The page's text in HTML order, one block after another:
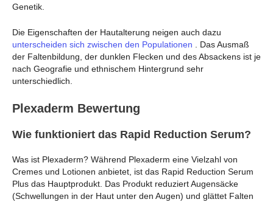
Genetik.
Die Eigenschaften der Hautalterung neigen auch dazu
unterscheiden sich zwischen den Populationen . Das Ausmaß
der Faltenbildung, der dunklen Flecken und des Absackens ist je
nach Geografie und ethnischem Hintergrund sehr
unterschiedlich.
Plexaderm Bewertung
Wie funktioniert das Rapid Reduction Serum?
Was ist Plexaderm? Während Plexaderm eine Vielzahl von
Cremes und Lotionen anbietet, ist das Rapid Reduction Serum
Plus das Hauptprodukt. Das Produkt reduziert Augensäcke
(Schwellungen in der Haut unter den Augen) und glättet Falten